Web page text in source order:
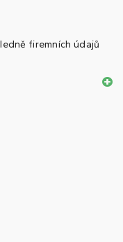
firemních údajů